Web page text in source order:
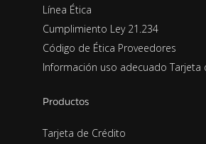
Línea Ética
Cumplimiento Ley 21.234
Código de Ética Proveedores
Información uso adecuado Tarjeta
Productos
Tarjeta de Crédito